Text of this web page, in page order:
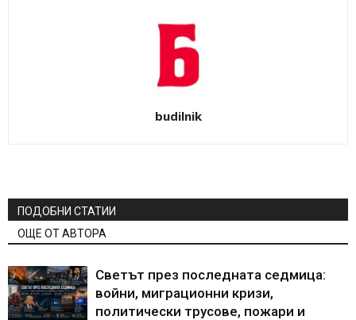
budilnik
ПОДОБНИ СТАТИИ
ОЩЕ ОТ АВТОРА
Светът през последната седмица:
войни, миграционни кризи,
политически трусове, пожари и